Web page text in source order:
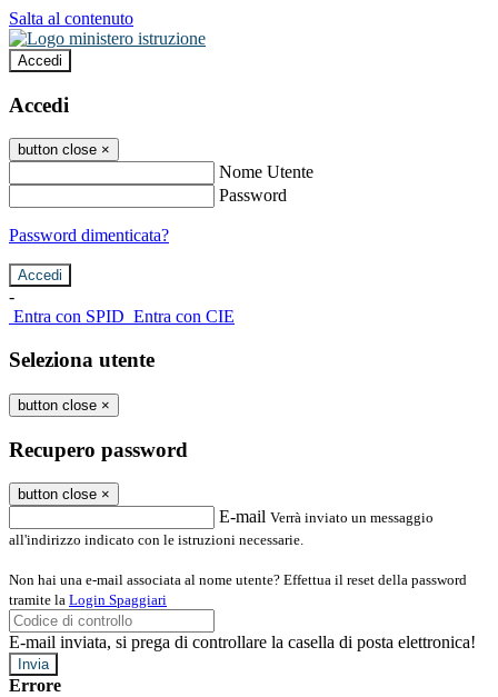
Salta al contenuto
Accedi
Accedi
button close ×
Nome Utente
Password
Password dimenticata?
-
Entra con SPID Entra con CIE
Seleziona utente
button close ×
Recupero password
button close ×
E-mail Verrà inviato un messaggio
all'indirizzo indicato con le istruzioni necessarie.
Non hai una e-mail associata al nome utente? Effettua il reset della password
tramite la Login Spaggiari
E-mail inviata, si prega di controllare la casella di posta elettronica!
Errore